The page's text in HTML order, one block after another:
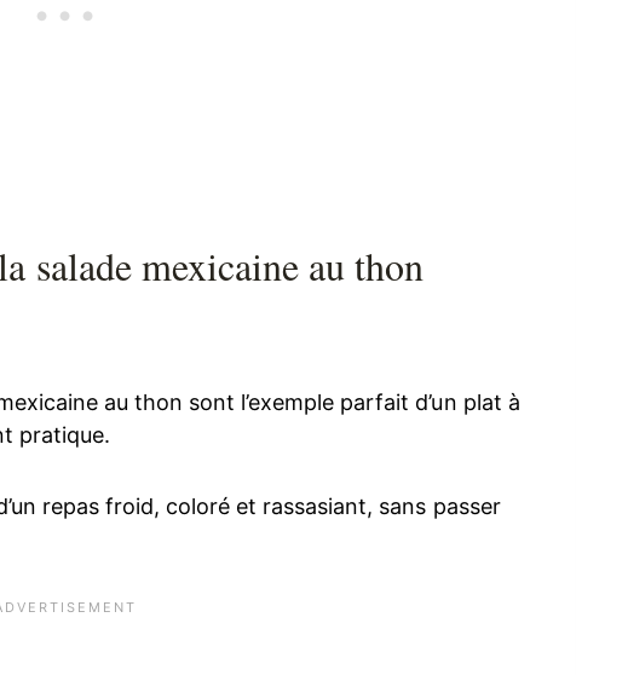
salade mexicaine au thon
au thon sont l’exemple parfait d’un plat à
pratique.
repas froid, coloré et rassasiant, sans passer